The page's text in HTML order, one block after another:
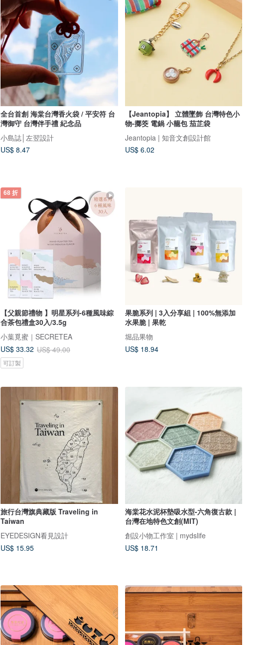
全台首創 海棠台灣香火袋 / 平安符 台
灣御守 台灣伴手禮 紀念品
小島誌│左翌設計
US$ 8.47
【Jeantopia】 立體墜飾 台灣特色小
物-擲筊 電鍋 小籠包 茄芷袋
Jeantopia | 知音文創設計館
US$ 6.02
68 折
【父親節禮物 】明星系列-6種風味綜
合茶包禮盒30入/3.5g
小葉覓蜜｜SECRETEA
US$ 33.32 US$ 49.00
可訂製
果脆系列 | 3入分享組 | 100%無添加
水果脆 | 果乾
堀品果物
US$ 18.94
旅行台灣旗典藏版 Traveling in
Taiwan
EYEDESIGN看見設計
US$ 15.95
海棠花水泥杯墊吸水型-六角復古款 |
台灣在地特色文創(MIT)
創設小物工作室 | mydslife
US$ 18.71